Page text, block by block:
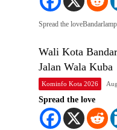
Spread the
Wali Kota
Jalan Wala Kuba
Kominfo Kota 2026
Spread the love